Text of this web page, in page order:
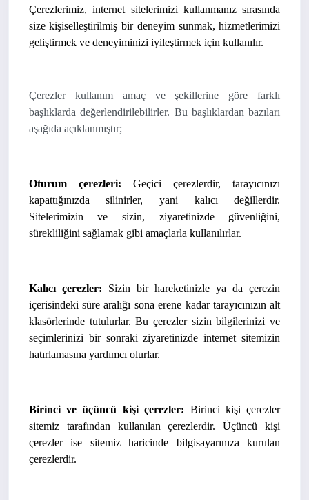
Çerezlerimiz, internet sitelerimizi kullanmanız sırasında
size kişiselleştirilmiş bir deneyim sunmak, hizmetlerimizi
geliştirmek ve deneyiminizi iyileştirmek için kullanılır.
Çerezler kullanım amaç ve şekillerine göre farklı
başlıklarda değerlendirilebilirler. Bu başlıklardan bazıları
aşağıda açıklanmıştır;
Oturum çerezleri: Geçici çerezlerdir, tarayıcınızı
kapattığınızda silinirler, yani kalıcı değillerdir.
Sitelerimizin ve sizin, ziyaretinizde güvenliğini,
sürekliliğini sağlamak gibi amaçlarla kullanılırlar.
Kalıcı çerezler: Sizin bir hareketinizle ya da çerezin
içerisindeki süre aralığı sona erene kadar tarayıcınızın alt
klasörlerinde tutulurlar. Bu çerezler sizin bilgilerinizi ve
seçimlerinizi bir sonraki ziyaretinizde internet sitemizin
hatırlamasına yardımcı olurlar.
Birinci ve üçüncü kişi çerezler: Birinci kişi çerezler
sitemiz tarafından kullanılan çerezlerdir. Üçüncü kişi
çerezler ise sitemiz haricinde bilgisayarınıza kurulan
çerezlerdir.